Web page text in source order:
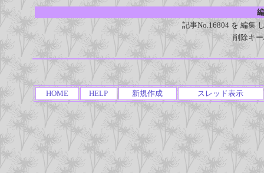
記事No.16804 を 編集
削除キ
HOME HELP 新規作成 スレッド表示